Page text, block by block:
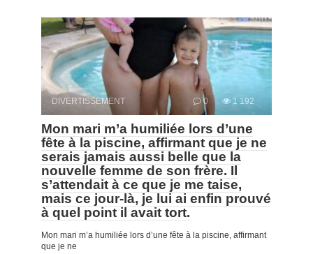
DIVERTISSEMENT 0 1 192
Mon mari m’a humiliée lors d’une
fête à la piscine, affirmant que je ne
serais jamais aussi belle que la
nouvelle femme de son frère. Il
s’attendait à ce que je me taise,
mais ce jour-là, je lui ai enfin prouvé
à quel point il avait tort.
Mon mari m’a humiliée lors d’une fête à la piscine, affirmant
que je ne